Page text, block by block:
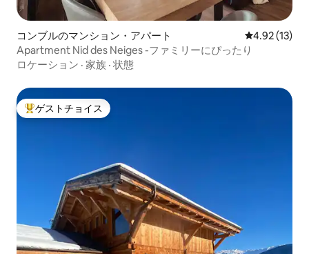
コンブルのマンション・アパート レビュー13
4.92 (13)
Apartment Nid des Neiges -ファミリーにぴったり
ロケーション · 家族 · 状態
大好評のゲストチョイスです。
ゲストチョイス